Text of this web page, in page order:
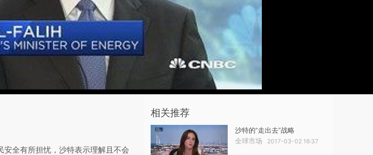
全有所担忧，沙特表示理解且不会
相关推荐
沙特的“走出去”战略
全球市场 2017-03-02 16:37